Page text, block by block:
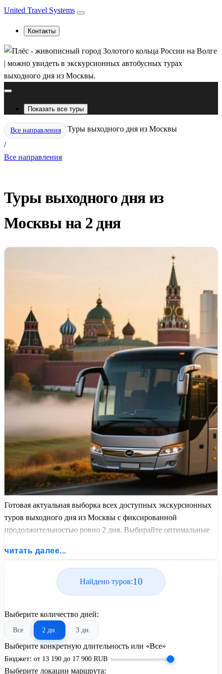
United Travel Systems
Контакты
Показать все туры
Все направления
/
Туры выходного дня из Москвы
Все направления
Туры выходного дня из
Москвы на 2 дня
Готовая актуальная выборка всех доступных экскурсионных
туров выходного дня из Москвы с фиксированной
продолжительностью ровно 2 дня. Выбирайте оптимальные
бронируйте экскурсионный отдых по лучшим ценам.
читать далее...
Найдено туров:10
Выберите количество дней:
Все 2 дн. 3 дн.
Выберите конкретную длительность или «Все»
Бюджет: от 13 190 до 17 900 RUB
Выберите локации маршрута: